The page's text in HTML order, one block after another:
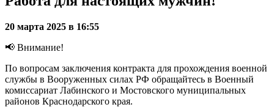
20 марта 2025 в 16:55
📢 Внимание!
По вопросам заключения контракта для прохождения военной
службы в Вооруженных силах РФ обращайтесь в Военный
комиссариат Лабинского и Мостовского муниципальных
районов Краснодарского края.